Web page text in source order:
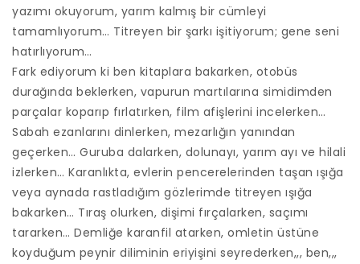
yazımı okuyorum, yarım kalmış bir cümleyi
tamamlıyorum… Titreyen bir şarkı işitiyorum; gene seni
hatırlıyorum…
Fark ediyorum ki ben kitaplara bakarken, otobüs
durağında beklerken, vapurun martılarına simidimden
parçalar koparıp fırlatırken, film afişlerini incelerken…
Sabah ezanlarını dinlerken, mezarlığın yanından
geçerken… Guruba dalarken, dolunayı, yarım ayı ve hilali
izlerken… Karanlıkta, evlerin pencerelerinden taşan ışığa
veya aynada rastladığım gözlerimde titreyen ışığa
bakarken… Tıraş olurken, dişimi fırçalarken, saçımı
tararken… Demliğe karanfil atarken, omletin üstüne
koyduğum peynir diliminin eriyişini seyrederken,,, ben,,,